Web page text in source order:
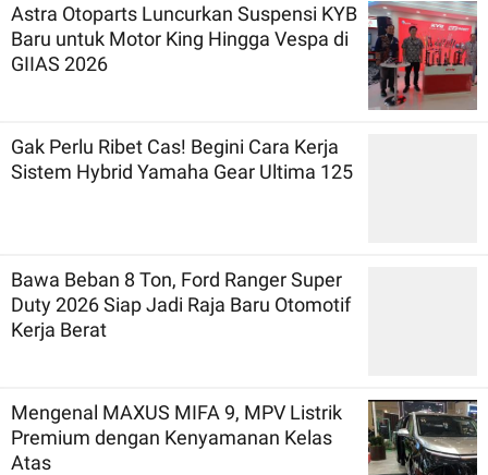
Astra Otoparts Luncurkan Suspensi KYB
Baru untuk Motor King Hingga Vespa di
GIIAS 2026
Gak Perlu Ribet Cas! Begini Cara Kerja
Sistem Hybrid Yamaha Gear Ultima 125
Bawa Beban 8 Ton, Ford Ranger Super
Duty 2026 Siap Jadi Raja Baru Otomotif
Kerja Berat
Mengenal MAXUS MIFA 9, MPV Listrik
Premium dengan Kenyamanan Kelas
Atas